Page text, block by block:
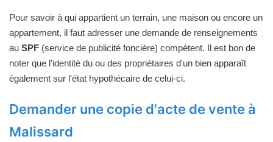
Pour savoir à qui appartient un terrain, une maison ou encore un
appartement, il faut adresser une demande de renseignements
au SPF (service de publicité foncière) compétent. Il est bon de
noter que l'identité du ou des propriétaires d'un bien apparaît
également sur l'état hypothécaire de celui-ci.
Demander une copie d'acte de vente à
Malissard